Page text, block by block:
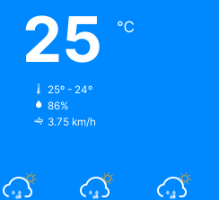
25 ℃
25º - 24º
86%
3.75 km/h